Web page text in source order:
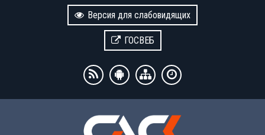
Версия для слабовидящих
ГОСВЕБ